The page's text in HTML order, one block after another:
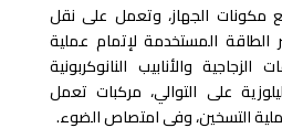
مكونات الجهاز، وتعمل على نقل
الطاقة المستخدمة لإتمام عملية
الزجاجية والأنابيب النانوكربونية
على التوالي، مركبات تعمل
التسخين، وفي امتصاص الضوء.